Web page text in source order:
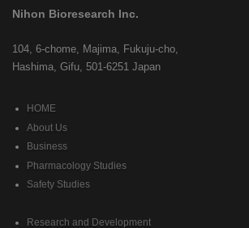
Nihon Bioresearch Inc.
104, 6-chome, Majima, Fukuju-cho,
Hashima, Gifu, 501-6251 Japan
HOME
About Us
Business
Pharmacology Studies
Safety Studies
Research and Development